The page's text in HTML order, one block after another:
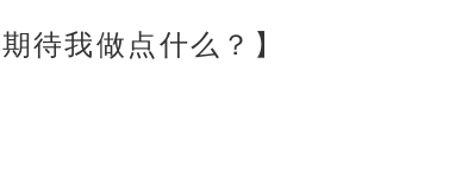
待我做点什么？】